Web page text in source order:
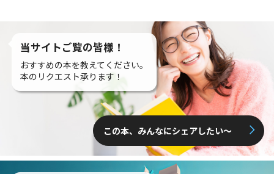
当サイトご覧の皆様！
おすすめの本を教えてください。
本のリクエスト承ります！
この本、みんなにシェアしたい〜